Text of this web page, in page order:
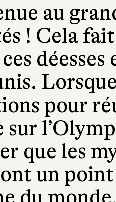
au
! Cela
déesses
pour
que les
un